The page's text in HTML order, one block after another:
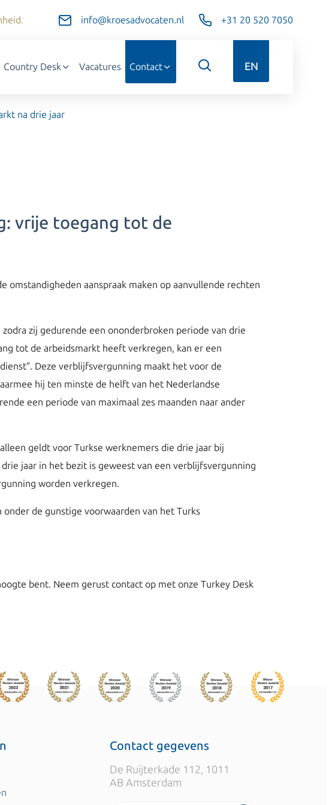
info@kroesadvocaten.nl +31 20 520 7050
Country Desk Vacatures Contact EN
na drie jaar
vrije toegang tot de
aanspraak maken op aanvullende rechten
zij gedurende een ononderbroken periode van drie
tot de arbeidsmarkt heeft verkregen, kan er een
Deze verblijfsvergunning maakt het voor de
hij ten minste de helft van het Nederlandse
een periode van maximaal zes maanden naar ander
geldt voor Turkse werknemers die drie jaar bij
jaar in het bezit is geweest van een verblijfsvergunning
worden verkregen.
de gunstige voorwaarden van het Turks
bent. Neem gerust contact op met onze Turkey Desk
Contact gegevens
De Ruijterkade 112, 1011
AB Amsterdam